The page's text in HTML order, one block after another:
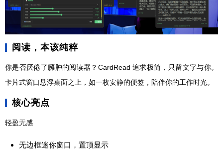
阅读，本该纯粹
你是否厌倦了臃肿的阅读器？CardRead 追求极简，只留文字与你。
卡片式窗口悬浮桌面之上，如一枚安静的便签，陪伴你的工作时光。
核心亮点
轻盈无感
无边框迷你窗口，置顶显示